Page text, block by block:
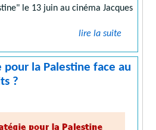
le 13 juin au cinéma Jacques
lire la suite
la Palestine face au
?